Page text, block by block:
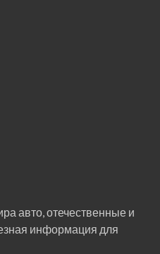
авто, отечественные и
информация для